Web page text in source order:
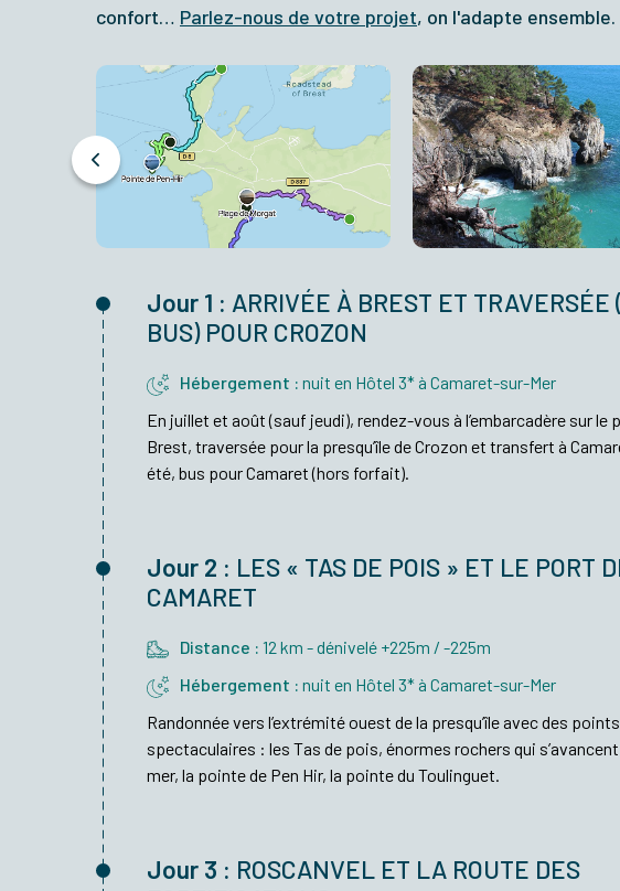
confort… Parlez-nous de votre projet, on l'adapte ensemble.
Jour 1 : ARRIVÉE À BREST ET TRAVERSÉE
BUS) POUR CROZON
Hébergement : nuit en Hôtel 3* à Camaret-sur-Mer
En juillet et août(sauf jeudi), rendez-vous à l’embarcadère sur le
Brest, traversée pour la presqu’île de Crozon et transfert à
été, bus pour Camaret (hors forfait).
Jour 2 : LES « TAS DE POIS » ET LE PORT
CAMARET
Distance : 12 km - dénivelé +225m / -225m
Hébergement : nuit en Hôtel 3* à Camaret-sur-Mer
Randonnée vers l’extrémité ouest de la presqu’île avec des
spectaculaires : les Tas de pois, énormes rochers qui s’avancent
mer, la pointe de Pen Hir, la pointe du Toulinguet.
Jour 3 : ROSCANVEL ET LA ROUTE DES